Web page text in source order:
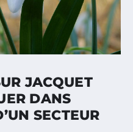
JACQUET
DANS
SECTEUR